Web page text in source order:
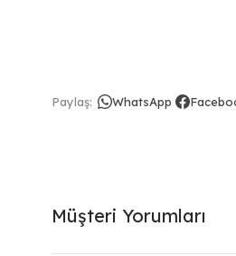
Paylaş: WhatsApp
Müşteri Yorumları